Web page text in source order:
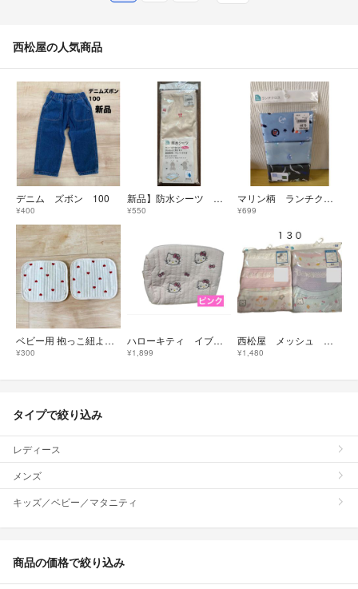
西松屋の人気商品
デニム ズボン 100
¥400
新品】防水シーツ うさぎ柄 西松屋
¥550
マリン柄 ランチクロス 3枚組
¥699
ベビー用 抱っこ紐よだれカバー
¥300
ハローキティ イブルポーチ ピンク 西松屋
¥1,899
西松屋 メッシュ 肌着 タンクトップ 早い者勝ち 新品 2点セット 綿100
¥1,480
タイプで絞り込み
レディース
メンズ
キッズ／ベビー／マタニティ
商品の価格で絞り込み